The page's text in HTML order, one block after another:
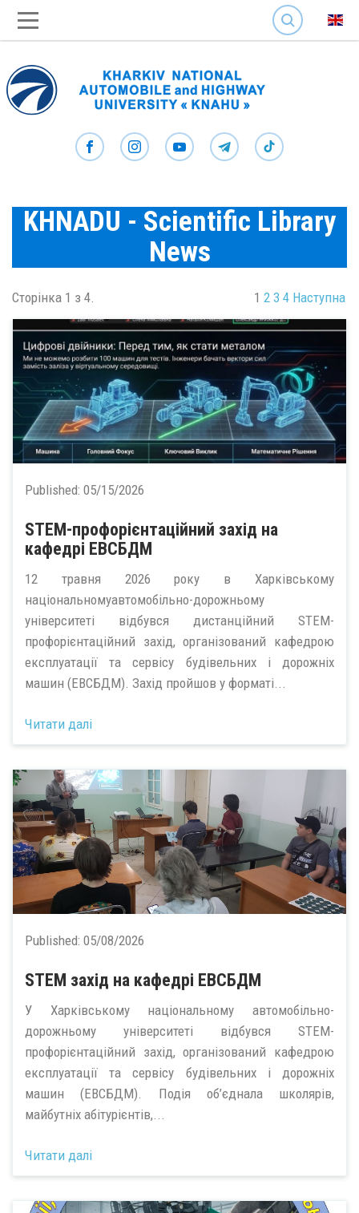
SEARCH
KHNADU - Scientific Library
News
Сторінка 1 з 4. 1 2 3 4 Наступна
Published: 05/15/2026
STEM-профорієнтаційний захід на
кафедрі ЕВСБДМ
12 травня 2026 року в Харківському
національномуавтомобільно-дорожньому
університеті відбувся дистанційний STEM-
профорієнтаційний захід, організований кафедрою
експлуатації та сервісу будівельних і дорожніх
машин (ЕВСБДМ). Захід пройшов у форматі...
Читати далі
Published: 05/08/2026
STEM захід на кафедрі ЕВСБДМ
У Харківському національному автомобільно-
дорожньому університеті відбувся STEM-
профорієнтаційний захід, організований кафедрою
експлуатації та сервісу будівельних і дорожніх
машин (ЕВСБДМ). Подія об’єднала школярів,
майбутніх абітурієнтів,...
Читати далі